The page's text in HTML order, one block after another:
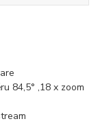
84,5° ,18 x zoom